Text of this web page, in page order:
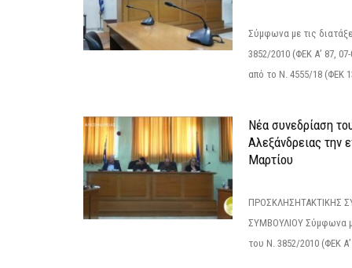
Σύμφωνα με τις
3852/2010 (ΦΕΚ Α’ 87,
από το N. 4555/18 (ΦΕΚ
Νέα συνεδρίαση
Αλεξάνδρειας την
Μαρτίου
ΠΡΟΣΚΛΗΣΗΤΑΚΤΙΚΗΣ
ΣΥΜΒΟΥΛΙΟΥ Σύμφωνα
του Ν. 3852/2010 (ΦΕΚ